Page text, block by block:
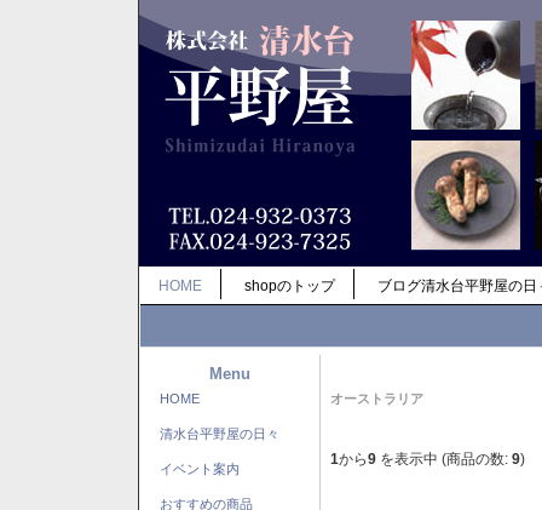
HOME shopのトップ ブログ清水台平野屋の日
Menu
HOME
清水台平野屋の日々
イベント案内
おすすめの商品
オーストラリア
1から9 を表示中 (商品の数: 9)